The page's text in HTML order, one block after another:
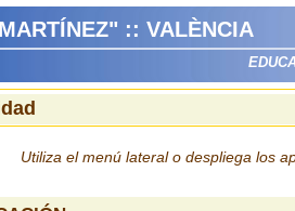
:: VALÈNCIA
Utiliza el menú lateral o despliega los